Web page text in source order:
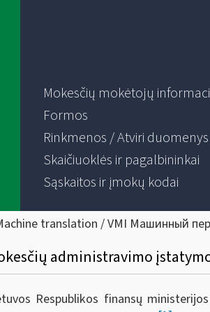
Mokesčių mokėtojų
Formos
Rinkmenos / Atviri duomenys
Skaičiuoklės ir pagalbininkai
Sąskaitos ir įmokų kodai
translation / VMI Машинный
administravimo
Respublikos finansų